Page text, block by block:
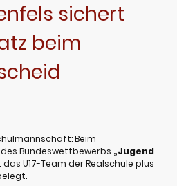
sichert
beim
Beim
Bundeswettbewerbs „Jugend
U17-Team der Realschule plus